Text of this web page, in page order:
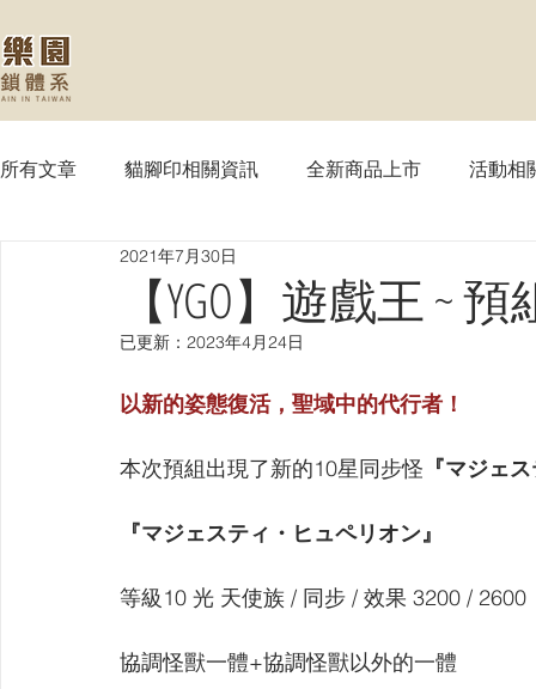
所有文章 貓腳印相關資訊 全新商品上市 活動相
【MTG】魔法風雲會
【OPTCG】航海王 【UA】UNION ARENA 【
【BS】Battle Spirits
【LC】最終編年史-無限 【BD】創之界限
【YGO】遊戲王 ~
2021年7月30日
已更新： 2023年4月24日
以新的姿態復活，聖域中的代行者！
本次預組出現了新的10星同步怪 『マジェ
『マジェスティ・ヒュペリオン』
等級10 光 天使族 / 同步 / 效果 3200 / 2600
協調怪獸一體+協調怪獸以外的一體